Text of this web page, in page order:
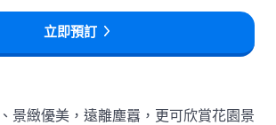
立即預訂
景緻優美，遠離塵囂，更可欣賞花園景